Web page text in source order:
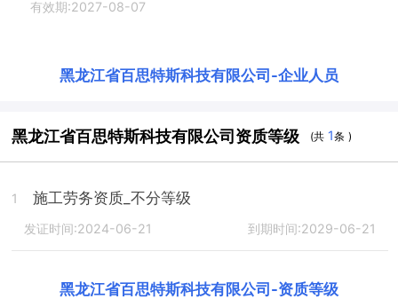
有效期:2027-08-07
黑龙江省百思特斯科技有限公司 -企业人员
黑龙江省百思特斯科技有限公司资质等级 (共 1条 )
1 施工劳务资质_不分等级
发证时间:2024-06-21 到期时间:2029-06-21
黑龙江省百思特斯科技有限公司 -资质等级